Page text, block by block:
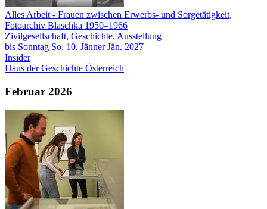
Alles Arbeit - Frauen zwischen Erwerbs- und Sorgetätigkeit,
Fotoarchiv Blaschka 1950–1966
Zivilgesellschaft, Geschichte, Ausstellung
bis Sonntag So, 10. Jänner Jän. 2027
Insider
Haus der Geschichte Österreich
Februar 2026